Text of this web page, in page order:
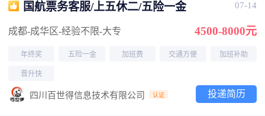
国航票务客服/上五休二/五险一金 07-14
成都-成华区-经验不限-大专 4500-8000元
年终奖 五险一金 加班费 交通方便 加班补助
晋升快
四川百世得信息技术有限公司 认证 投递简历